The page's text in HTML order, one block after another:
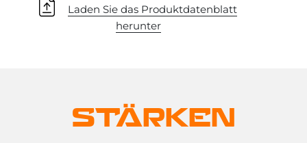
Laden Sie das Produktdatenblatt
herunter
STÄRKEN